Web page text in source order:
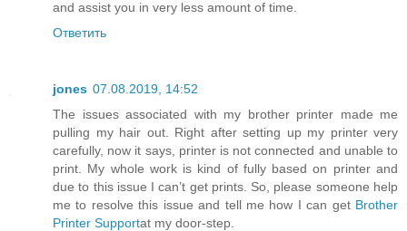
and assist you in very less amount of time.
Ответить
jones 07.08.2019, 14:52
The issues associated with my brother printer made me
pulling my hair out. Right after setting up my printer very
carefully, now it says, printer is not connected and unable to
print. My whole work is kind of fully based on printer and
due to this issue I can’t get prints. So, please someone help
me to resolve this issue and tell me how I can get Brother
Printer Supportat my door-step.